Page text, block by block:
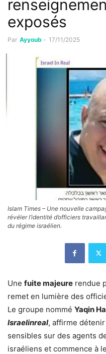
exposés
Par Ayyoub - 17/11/2025
Islam Times – Une nouvelle
révéler l’identité d’officiers
du régime israélien.
Une fuite majeure rendue
remet en lumière des
Le groupe nommé Yaqin
Israelinreal, affirme
sensibles sur des agents
israéliens et commence à